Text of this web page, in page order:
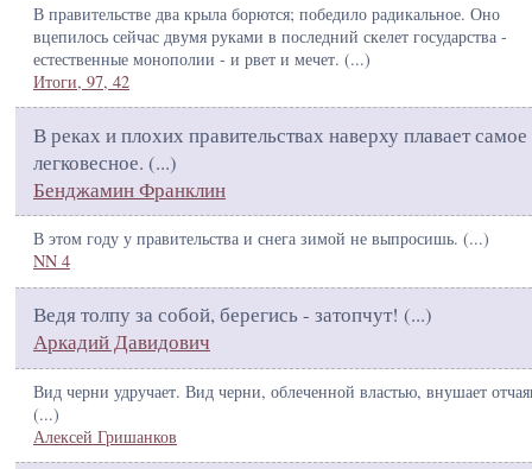
В правительстве два крыла борются; победило радикальное. Оно
вцепилось сейчас двумя руками в последний скелет государства -
естественные монополии - и рвет и мечет. (...)
Итоги, 97, 42
В реках и плохих правительствах наверху плавает самое
легковесное. (...)
Бенджамин Франклин
В этом году у правительства и снега зимой не выпросишь. (...)
NN 4
Ведя толпу за собой, берегись - затопчут! (...)
Аркадий Давидович
Вид черни удручает. Вид черни, облеченной властью, внушает
(...)
Алексей Гришанков